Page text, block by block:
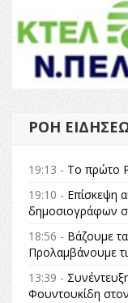
ΡΟΉ
19:13 - Το πρώτο
19:10 - Επίσκεψη
δημοσιογράφων
18:56 - Βάζουμε
Προλαμβάνουμε
13:39 -
Φουντουκίδη